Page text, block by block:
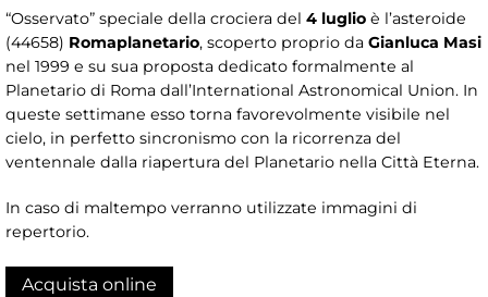
“Osservato” speciale della crociera del 4 luglio è l’asteroide
(44658) Romaplanetario, scoperto proprio da Gianluca Masi
nel 1999 e su sua proposta dedicato formalmente al
Planetario di Roma dall’International Astronomical Union. In
queste settimane esso torna favorevolmente visibile nel
cielo, in perfetto sincronismo con la ricorrenza del
ventennale dalla riapertura del Planetario nella Città Eterna.
In caso di maltempo verranno utilizzate immagini di
repertorio.
Acquista online